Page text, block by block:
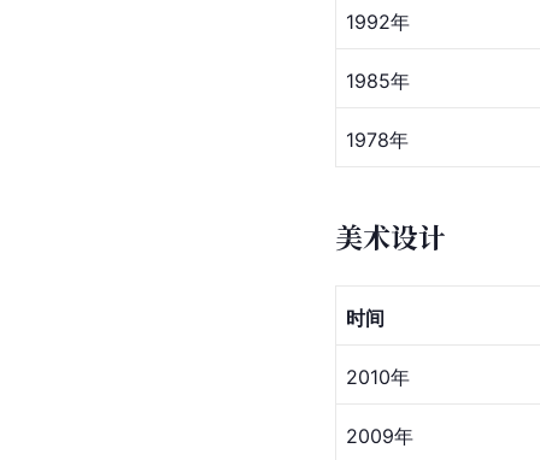
1992年
1985年
1978年
美术设计
时间
2010年
2009年